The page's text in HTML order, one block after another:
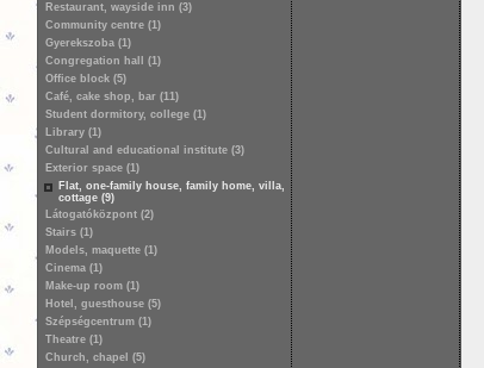
Restaurant, wayside inn (3)
Community centre (1)
Gyerekszoba (1)
Congregation hall (1)
Office block (5)
Café, cake shop, bar (11)
Student dormitory, college (1)
Library (1)
Cultural and educational institute (3)
Exterior space (1)
Flat, one-family house, family home, villa,
cottage (9)
Látogatóközpont (2)
Stairs (1)
Models, maquette (1)
Cinema (1)
Make-up room (1)
Hotel, guesthouse (5)
Szépségcentrum (1)
Theatre (1)
Church, chapel (5)